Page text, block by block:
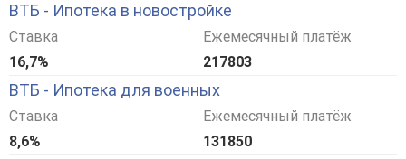
ВТБ - Ипотека в новостройке
Ставка
16,7%
Ежемесячный платёж
217803
ВТБ - Ипотека для военных
Ставка
8,6%
Ежемесячный платёж
131850